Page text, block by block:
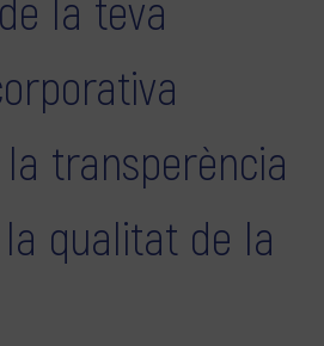
la teva
transperència
qualitat de la